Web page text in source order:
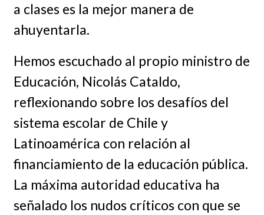
a clases es la mejor manera de
ahuyentarla.
Hemos escuchado al propio ministro de
Educación, Nicolás Cataldo,
reflexionando sobre los desafíos del
sistema escolar de Chile y
Latinoamérica con relación al
financiamiento de la educación pública.
La máxima autoridad educativa ha
señalado los nudos críticos con que se